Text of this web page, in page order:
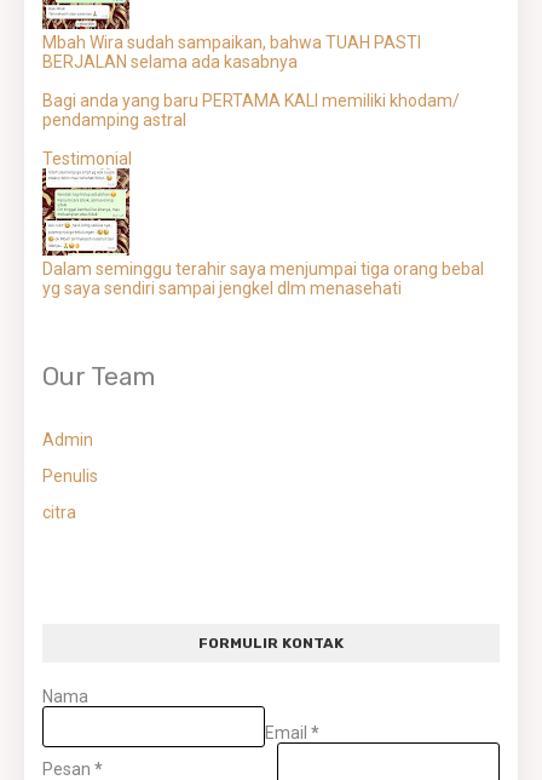
Mbah Wira sudah sampaikan, bahwa TUAH PASTI
BERJALAN selama ada kasabnya
Bagi anda yang baru PERTAMA KALI memiliki khodam/
pendamping astral
Testimonial
Dalam seminggu terahir saya menjumpai tiga orang bebal
yg saya sendiri sampai jengkel dlm menasehati
Our Team
Admin
Penulis
citra
FORMULIR KONTAK
Nama
Email *
Pesan *